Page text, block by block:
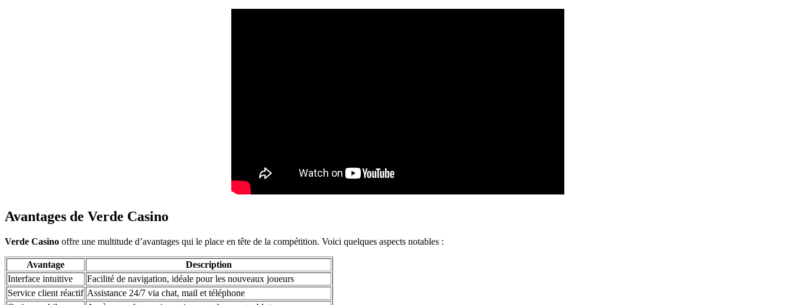
Avantages de Verde Casino
Verde Casino offre une multitude d’avantages qui le place en tête de la compétition. Voici quelques aspects notables :
Avantage
Description
Interface intuitive
Facilité de navigation, idéale pour les nouveaux joueurs
Service client réactif Assistance 24/7 via chat, mail et téléphone